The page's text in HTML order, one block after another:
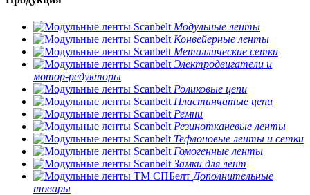
Модульные ленты
Конвейерные ленты
Металлические сетки
Электродвигатели и
мотор-редукторы
Роликовые цепи
Пластинчатые цепи
Ремни
Резинотканевые ленты
Тефлоновые ленты и сетки
Гомогенные ленты
Замки для лент
Дополнительные
товары